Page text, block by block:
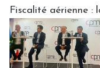
Fiscalité aérienne :